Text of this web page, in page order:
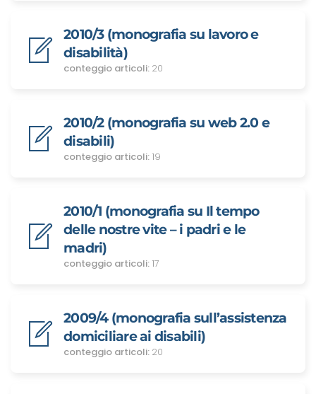
2010/3 (monografia su lavoro e
disabilità)
conteggio articoli: 20
2010/2 (monografia su web 2.0 e
disabili)
conteggio articoli: 19
2010/1 (monografia su Il tempo
delle nostre vite – i padri e le
madri)
conteggio articoli: 17
2009/4 (monografia sull’assistenza
domiciliare ai disabili)
conteggio articoli: 20